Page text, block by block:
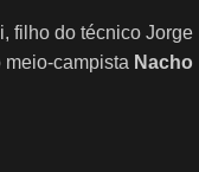
filho do técnico Jorge
meio-campista Nacho